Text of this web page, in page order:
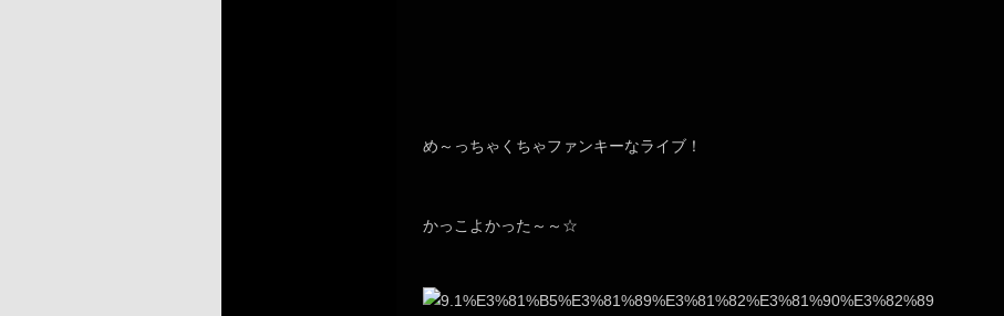
め～っちゃくちゃファンキーなライブ！
かっこよかった～～☆